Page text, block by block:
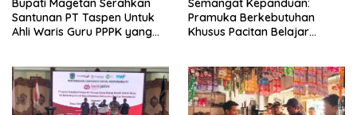
Bupati Magetan Serahkan
Santunan PT Taspen Untuk
Ahli Waris Guru PPPK yang
Semangat Kepanduan:
Pramuka Berkebutuhan
Khusus Pacitan Belajar